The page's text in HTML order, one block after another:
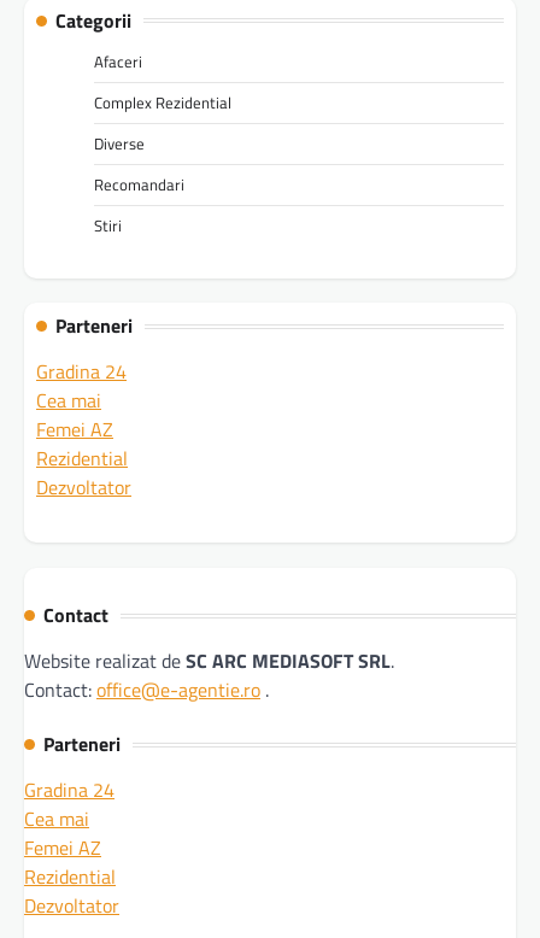
Categorii
Afaceri
Complex Rezidential
Diverse
Recomandari
Stiri
Parteneri
Gradina 24
Cea mai
Femei AZ
Rezidential
Dezvoltator
Contact
Website realizat deSC ARC MEDIASOFT SRL.
Contact:office@e-agentie.ro .
Parteneri
Gradina 24
Cea mai
Femei AZ
Rezidential
Dezvoltator